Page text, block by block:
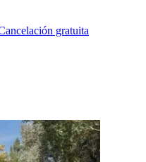
gratuita